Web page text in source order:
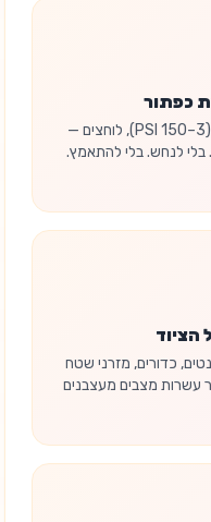
כפתור
בוחרים לחץ רצוי בתצוגה הדיגיטלית (3–150 PSI), לוחצים —
לנחש. בלי להתאמץ.
הציוד
כדורים, מזרני שטח
עשרות מצבים מעצבנים